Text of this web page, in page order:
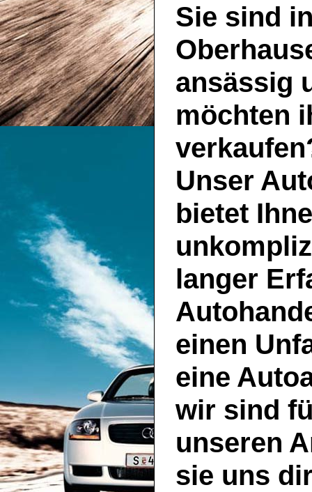
Sie sind
ansässig
möchten
Unser
bietet
langer
einen
eine
wir sind
unseren
sie uns